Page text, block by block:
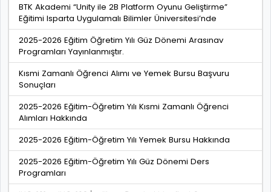
BTK Akademi “Unity ile 2B Platform Oyunu Geliştirme”
Eğitimi Isparta Uygulamalı Bilimler Üniversitesi’nde
2025-2026 Eğitim Öğretim Yılı Güz Dönemi Arasınav
Programları Yayınlanmıştır.
Kısmi Zamanlı Öğrenci Alımı ve Yemek Bursu Başvuru
Sonuçları
2025-2026 Eğitim-Öğretim Yılı Kısmi Zamanlı Öğrenci
Alımları Hakkında
2025-2026 Eğitim-Öğretim Yılı Yemek Bursu Hakkında
2025-2026 Eğitim-Öğretim Yılı Güz Dönemi Ders
Programları